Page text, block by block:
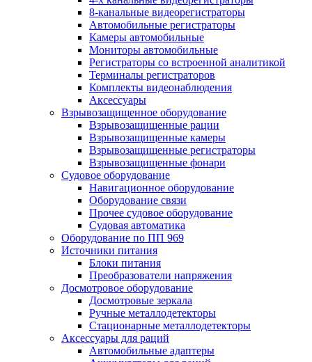
8-канальные видеорегистраторы
Автомобильные регистраторы
Камеры автомобильные
Мониторы автомобильные
Регистраторы со встроенной аналитикой
Терминалы регистраторов
Комплекты видеонаблюдения
Аксессуары
Взрывозащищенное оборудование
Взрывозащищенные рации
Взрывозащищенные камеры
Взрывозащищенные регистраторы
Взрывозащищенные фонари
Судовое оборудование
Навигационное оборудование
Оборудование связи
Прочее судовое оборудование
Судовая автоматика
Оборудование по ПП 969
Источники питания
Блоки питания
Преобразователи напряжения
Досмотровое оборудование
Досмотровые зеркала
Ручные металлодетекторы
Стационарные металлодетекторы
Аксессуары для раций
Автомобильные адаптеры